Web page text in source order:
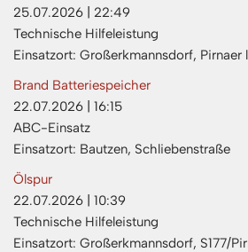
25.07.2026
22:49
Technische Hilfeleistung
Einsatzort: Großerkmannsdorf, Pirnaer
Brand Batteriespeicher
22.07.2026
16:15
ABC-Einsatz
Einsatzort: Bautzen, Schliebenstraße
Ölspur
22.07.2026
10:39
Technische Hilfeleistung
Einsatzort: Großerkmannsdorf, S177/